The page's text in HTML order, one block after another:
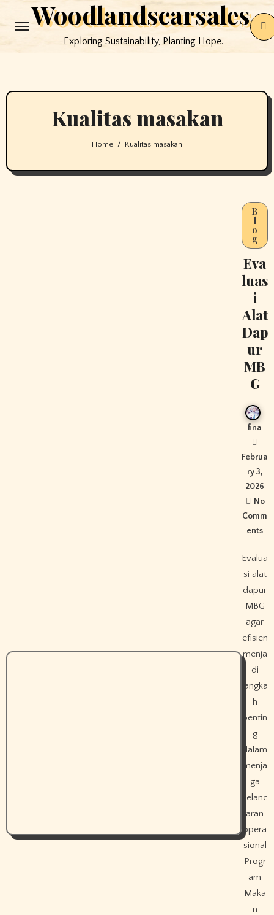
to
Woodlandscarsales
Exploring Sustainability, Planting Hope.
Kualitas masakan
Home Kualitas masakan
B
l
o
g
Eva
luas
i
Alat
Dap
ur
MB
G
fina
Februa
ry 3,
2026
No
Comm
ents
Evalua
si alat
dapur
MBG
agar
efisien
menja
di
langka
h
pentin
g
dalam
menja
ga
kelanc
aran
opera
sional
Progr
am
Maka
n